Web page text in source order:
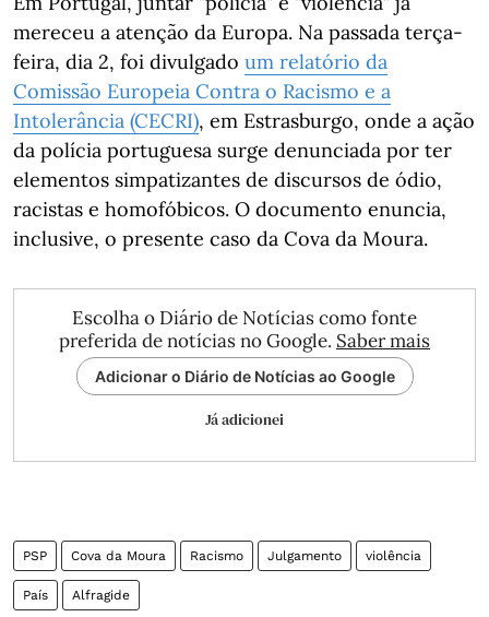
mereceu a atenção da Europa. Na passada terça-
feira, dia 2, foi divulgado um relatório da
Comissão Europeia Contra o Racismo e a
Intolerância (CECRI), em Estrasburgo, onde a ação
da polícia portuguesa surge denunciada por ter
elementos simpatizantes de discursos de ódio,
racistas e homofóbicos. O documento enuncia,
inclusive, o presente caso da Cova da Moura.
Escolha o Diário de Notícias como fonte
preferida de notícias no Google. Saber mais
Adicionar o Diário de Notícias ao Google
Já adicionei
PSP Cova da Moura Racismo Julgamento violência
País Alfragide